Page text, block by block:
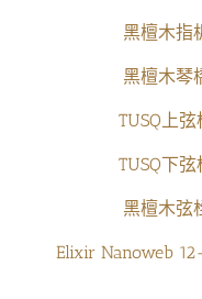
黑檀木指
黑檀木琴
TUSQ上弦
TUSQ下弦
黑檀木弦
Elixir Nanoweb